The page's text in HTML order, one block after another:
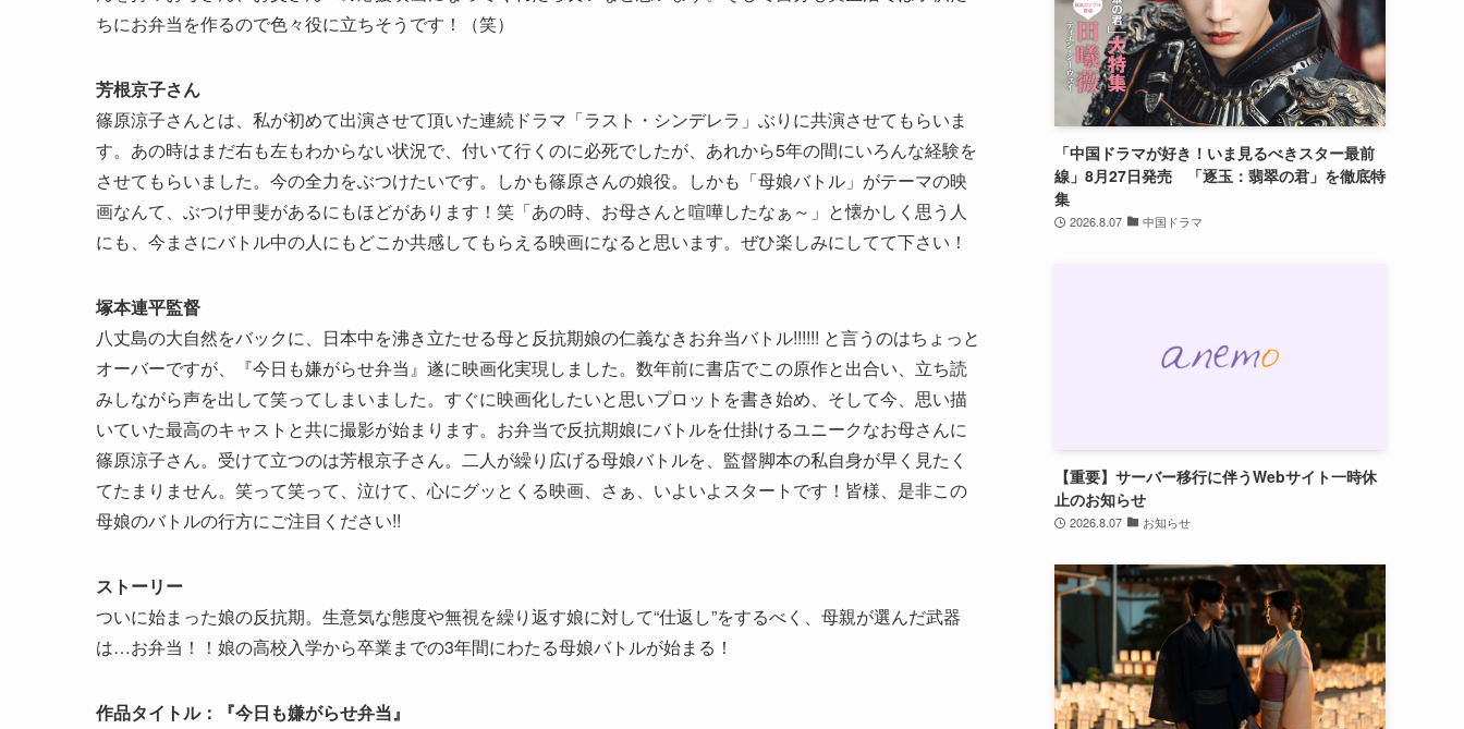
ちにお弁当を作るので色々役に立ちそうです！（笑）
芳根京子さん
篠原涼子さんとは、私が初めて出演させて頂いた連続ドラマ「ラスト・シンデレラ」ぶりに共演させてもらいま
す。あの時はまだ右も左もわからない状況で、付いて行くのに必死でしたが、あれから5年の間にいろんな経験を
させてもらいました。今の全力をぶつけたいです。しかも篠原さんの娘役。しかも「母娘バトル」がテーマの映
画なんて、ぶつけ甲斐があるにもほどがあります！笑「あの時、お母さんと喧嘩したなぁ～」と懐かしく思う人
にも、今まさにバトル中の人にもどこか共感してもらえる映画になると思います。ぜひ楽しみにしてて下さい！
塚本連平監督
八丈島の大自然をバックに、日本中を沸き立たせる母と反抗期娘の仁義なきお弁当バトル!!!!!! と言うのはちょっと
オーバーですが、『今日も嫌がらせ弁当』遂に映画化実現しました。数年前に書店でこの原作と出合い、立ち読
みしながら声を出して笑ってしまいました。すぐに映画化したいと思いプロットを書き始め、そして今、思い描
いていた最高のキャストと共に撮影が始まります。お弁当で反抗期娘にバトルを仕掛けるユニークなお母さんに
篠原涼子さん。受けて立つのは芳根京子さん。二人が繰り広げる母娘バトルを、監督脚本の私自身が早く見たく
てたまりません。笑って笑って、泣けて、心にグッとくる映画、さぁ、いよいよスタートです！皆様、是非この
母娘のバトルの行方にご注目ください!!
ストーリー
ついに始まった娘の反抗期。生意気な態度や無視を繰り返す娘に対して“仕返し”をするべく、母親が選んだ武器
は…お弁当！！娘の高校入学から卒業までの3年間にわたる母娘バトルが始まる！
作品タイトル：『今日も嫌がらせ弁当』
「中国ドラマが好き！いま見るべきスター最前
線」8月27日発売 「逐玉：翡翠の君」を徹底特
集
2026.8.07 中国ドラマ
【重要】サーバー移行に伴うWebサイト一時休
止のお知らせ
2026.8.07 お知らせ